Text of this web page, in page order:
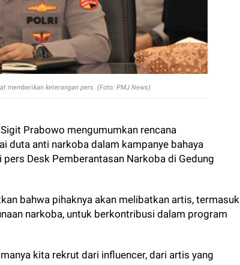
memberikan keterangan pers. (Foto: PMJ News)
Prabowo mengumumkan rencana
duta anti narkoba dalam kampanye bahaya
Desk Pemberantasan Narkoba di Gedung
bahwa pihaknya akan melibatkan artis, termasuk
narkoba, untuk berkontribusi dalam program
kita rekrut dari influencer, dari artis yang